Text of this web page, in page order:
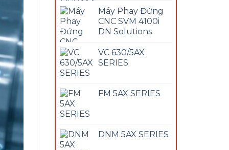
Máy Phay Đứng
CNC SVM 4100i
DN Solutions
VC 630/5AX
SERIES
FM 5AX SERIES
DNM 5AX SERIES